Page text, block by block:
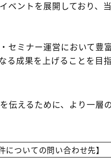
ベントを展開しており、
セミナー運営において豊
る成果を上げることを目
伝えるために、より一層
についての問い合わせ先】